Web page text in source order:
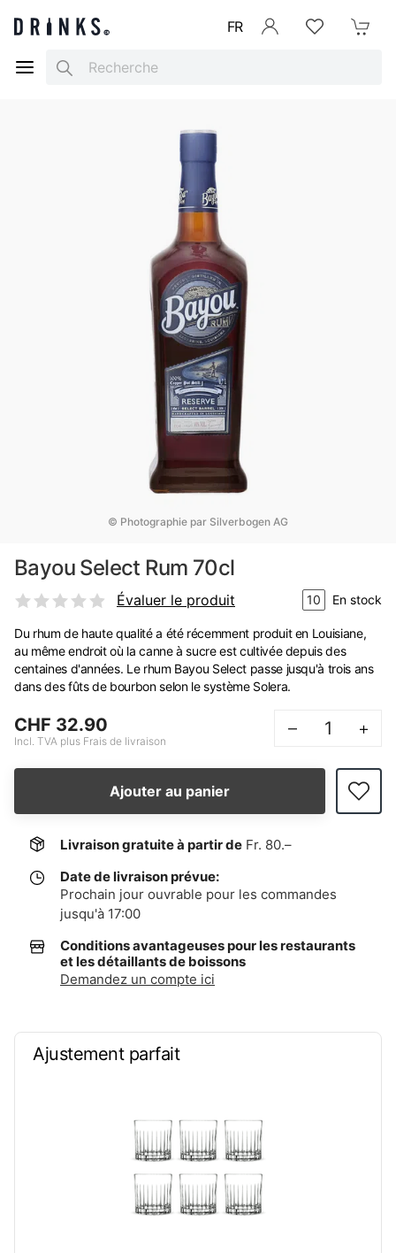
FR
Search
© Photographie par Silverbogen AG
Bayou Select Rum 70cl
Évaluer le produit 10 En stock
Du rhum de haute qualité a été récemment produit en Louisiane,
au même endroit où la canne à sucre est cultivée depuis des
centaines d'années. Le rhum Bayou Select passe jusqu'à trois ans
dans des fûts de bourbon selon le système Solera.
CHF 32.90
Incl. TVA plus Frais de livraison
– +
Ajouter au panier
Livraison gratuite à partir de Fr. 80.–
Date de livraison prévue:
Prochain jour ouvrable pour les commandes
jusqu'à 17:00
Conditions avantageuses pour les restaurants
et les détaillants de boissons
Demandez un compte ici
Ajustement parfait